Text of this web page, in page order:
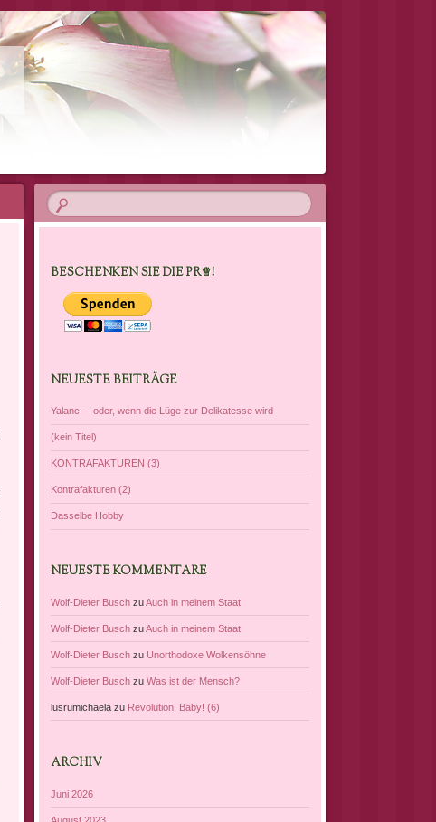
BESCHENKEN SIE DIE PR♕!
NEUESTE BEITRÄGE
Yalancı – oder, wenn die Lüge zur Delikatesse wird
(kein Titel)
KONTRAFAKTUREN (3)
Kontrafakturen (2)
Dasselbe Hobby
NEUESTE KOMMENTARE
Wolf-Dieter Busch zuAuch in meinem Staat
Wolf-Dieter Busch zuAuch in meinem Staat
Wolf-Dieter Busch zu Unorthodoxe Wolkensöhne
Wolf-Dieter Busch zuWas ist der Mensch?
lusrumichaela zu Revolution, Baby! (6)
ARCHIV
Juni 2026
August 2023